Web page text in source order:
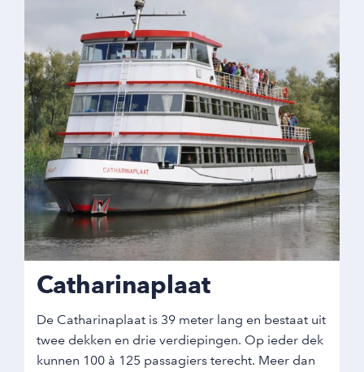
Catharinaplaat
De Catharinaplaat is 39 meter lang en bestaat uit
twee dekken en drie verdiepingen. Op ieder dek
kunnen 100 à 125 passagiers terecht. Meer dan